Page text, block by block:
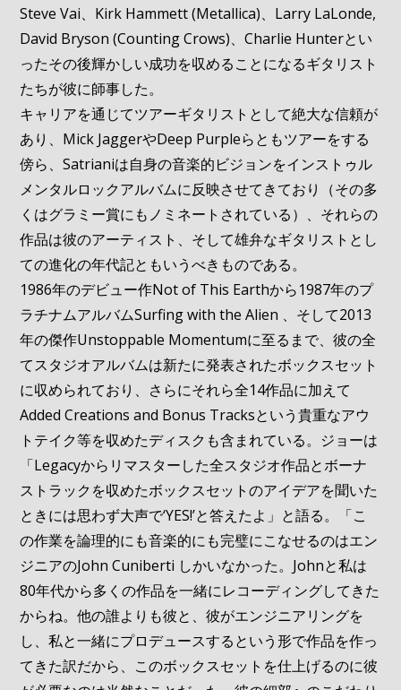
Steve Vai、Kirk Hammett (Metallica)、Larry LaLonde,
David Bryson (Counting Crows)、Charlie Hunterとい
ったその後輝かしい成功を収めることになるギタリスト
たちが彼に師事した。
キャリアを通じてツアーギタリストとして絶大な信頼が
あり、Mick JaggerやDeep Purpleらともツアーをする
傍ら、Satrianiは自身の音楽的ビジョンをインストゥル
メンタルロックアルバムに反映させてきており（その多
くはグラミー賞にもノミネートされている）、それらの
作品は彼のアーティスト、そして雄弁なギタリストとし
ての進化の年代記ともいうべきものである。
1986年のデビュー作Not of This Earthから1987年のプ
ラチナムアルバムSurfing with the Alien 、そして2013
年の傑作Unstoppable Momentumに至るまで、彼の全
てスタジオアルバムは新たに発表されたボックスセット
に収められており、さらにそれら全14作品に加えて
Added Creations and Bonus Tracksという貴重なアウ
トテイク等を収めたディスクも含まれている。ジョーは
「Legacyからリマスターした全スタジオ作品とボーナ
ストラックを収めたボックスセットのアイデアを聞いた
ときには思わず大声で‘YES!’と答えたよ」と語る。「こ
の作業を論理的にも音楽的にも完璧にこなせるのはエン
ジニアのJohn Cuniberti しかいなかった。Johnと私は
80年代から多くの作品を一緒にレコーディングしてきた
からね。他の誰よりも彼と、彼がエンジニアリングを
し、私と一緒にプロデュースするという形で作品を作っ
てきた訳だから、このボックスセットを仕上げるのに彼